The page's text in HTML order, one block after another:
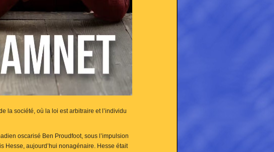
la société, où la loi est arbitraire et l’individu
oscarisé Ben Proudfoot, sous l’impulsion
Hesse, aujourd’hui nonagénaire. Hesse était